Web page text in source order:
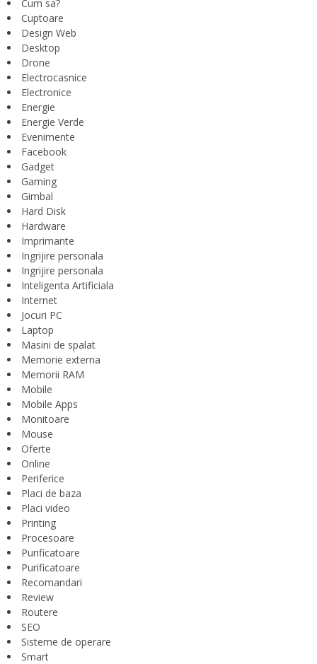
Cum sa?
Cuptoare
Design Web
Desktop
Drone
Electrocasnice
Electronice
Energie
Energie Verde
Evenimente
Facebook
Gadget
Gaming
Gimbal
Hard Disk
Hardware
Imprimante
Ingrijire personala
Ingrijire personala
Inteligenta Artificiala
Internet
Jocuri PC
Laptop
Masini de spalat
Memorie externa
Memorii RAM
Mobile
Mobile Apps
Monitoare
Mouse
Oferte
Online
Periferice
Placi de baza
Placi video
Printing
Procesoare
Purificatoare
Purificatoare
Recomandari
Review
Routere
SEO
Sisteme de operare
Smart